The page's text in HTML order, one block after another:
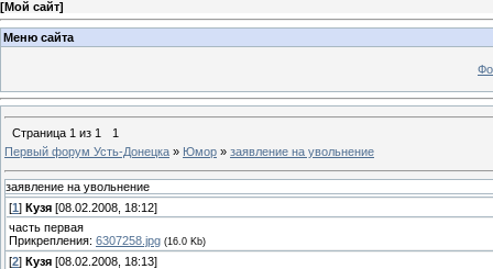
[Мой сайт]
Меню сайта
Страница 1 из 1
1
Первый форум Усть-Донецка » Юмор » заявление на увольнение
заявление на увольнение
[1] Кузя [08.02.2008, 18:12]
часть первая
Прикрепления: 6307258.jpg (16.0 Kb)
[2] Кузя [08.02.2008, 18:13]